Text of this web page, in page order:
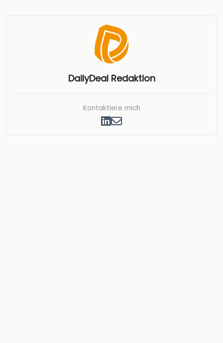
DailyDeal Redaktion
Kontaktiere mich